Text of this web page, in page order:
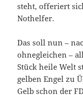
steht, offeriert
Nothelfer.
Das soll nun –
ohnegleichen –
Stück heile Welt
gelben Engel zu
Gelb schon der